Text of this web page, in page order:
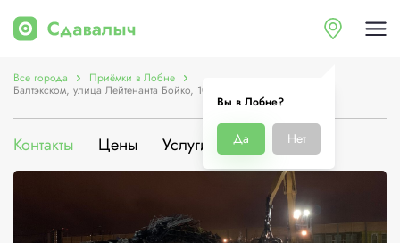
Вы в Лобне?
Да Нет
Все города Приёмки в Лобне
Балтэкском, улица Лейтенанта Бойко, 103Б
Контакты Цены Услуги О компании